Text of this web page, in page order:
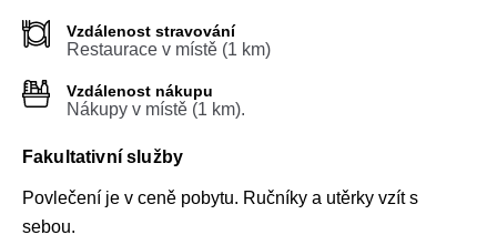
Vzdálenost stravování
Restaurace v místě (1 km)
Vzdálenost nákupu
Nákupy v místě (1 km).
Fakultativní služby
Povlečení je v ceně pobytu. Ručníky a utěrky vzít s
sebou.